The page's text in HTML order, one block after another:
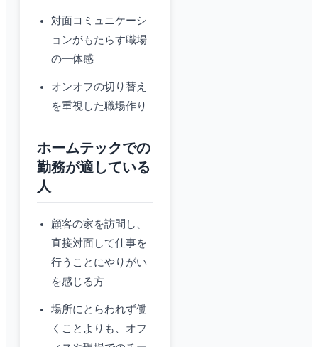
対面コミュニケーシ
ョンがもたらす職場
の一体感
オンオフの切り替え
を重視した職場作り
ホームテックでの
勤務が適している
人
顧客の家を訪問し、
直接対面して仕事を
行うことにやりがい
を感じる方
場所にとらわれず働
くことよりも、オフ